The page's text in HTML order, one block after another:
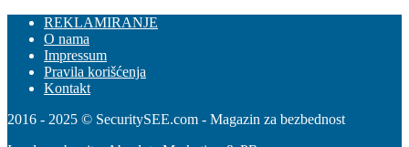
REKLAMIRANJE
O nama
Impressum
Pravila korišćenja
Kontakt
2016 - 2025 © SecuritySEE.com - Magazin za bezbednost